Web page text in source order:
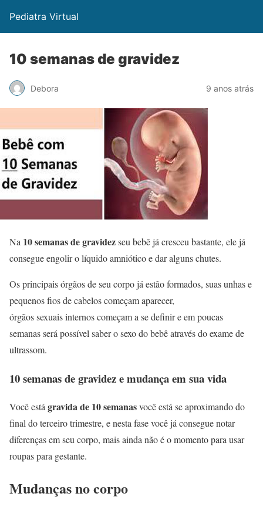
Pediatra Virtual
10 semanas de gravidez
Debora 9 anos atrás
Na 10 semanas de gravidezseu bebê já cresceu bastante, ele já
consegue engolir o líquido amniótico e dar alguns chutes.
Os principais órgãos de seu corpo já estão formados, suas unhas e
pequenos fios de cabelos começam aparecer,
órgãos sexuais internos começam a se definir e em poucas
semanas será possível saber o sexo do bebê através do exame de
ultrassom.
10 semanas de gravidez e mudança em sua vida
Você estágravida de 10 semanasvocê está se aproximando do
final do terceiro trimestre, e nesta fase você já consegue notar
diferenças em seu corpo, mais ainda não é o momento para usar
roupas para gestante.
Mudanças no corpo